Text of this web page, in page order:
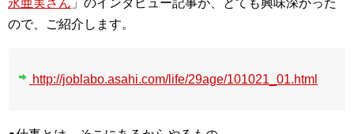
永亜実さん 」のインタビュー記事が、とても興味深かった
ので、ご紹介します。
http://joblabo.asahi.com/life/29age/101021_01.html